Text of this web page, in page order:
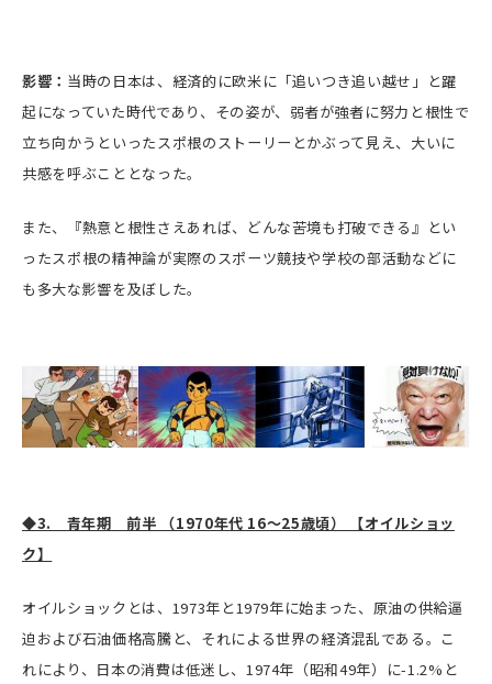
影響： 当時の日本は、経済的に欧米に「追いつき追い越せ」と躍
起になっていた時代であり、その姿が、弱者が強者に努力と根性で
立ち向かうといったスポ根のストーリーとかぶって見え、大いに
共感を呼ぶこととなった。
また、『熱意と根性さえあれば、どんな苦境も打破できる』とい
ったスポ根の精神論が実際のスポーツ競技や学校の部活動などに
も多大な影響を及ぼした。
◆3. 青年期 前半 （1970年代 16～25歳頃） 【オイルショッ
ク】
オイルショックとは、1973年と1979年に始まった、原油の供給逼
迫および石油価格高騰と、それによる世界の経済混乱である。こ
れにより、日本の消費は低迷し、1974年（昭和49年）に-1.2%と